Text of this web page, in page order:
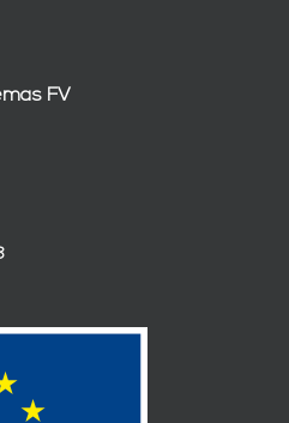
FV